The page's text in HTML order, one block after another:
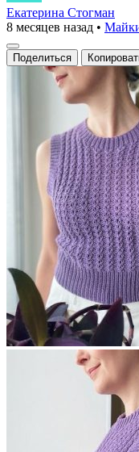
из
тонкой
пряжи
ажурным
Екатерина Стогман
8 месяцев назад •
Поделиться